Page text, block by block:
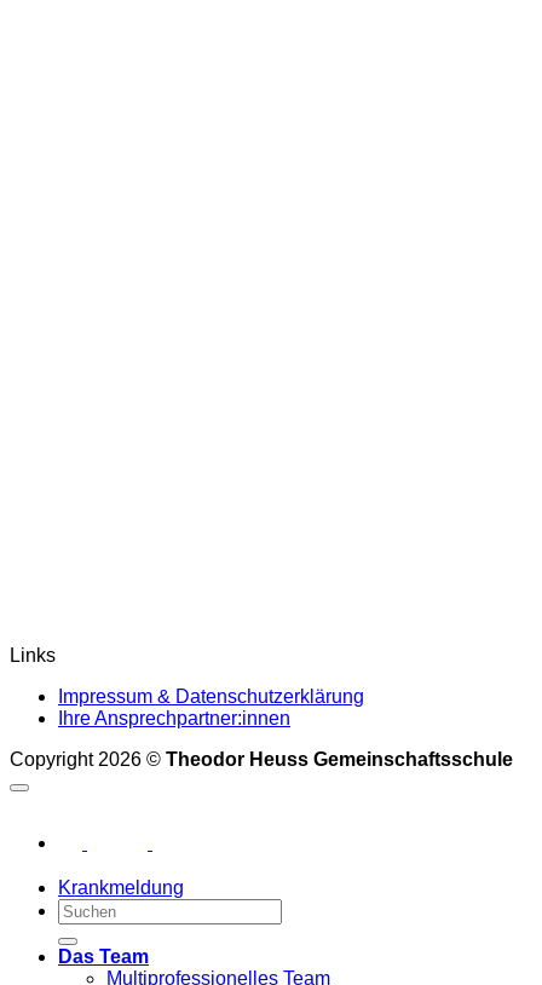
Links
Impressum & Datenschutzerklärung
Ihre Ansprechpartner:innen
Copyright 2026 © Theodor Heuss Gemeinschaftsschule
Krankmeldung
Das Team
Multiprofessionelles Team